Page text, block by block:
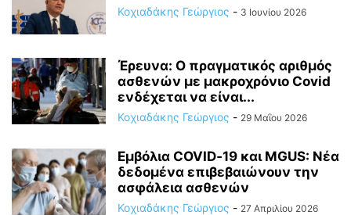
Κοχιαδάκης Γεώργιος - 3 Ιουνίου 2026
Έρευνα: Ο πραγματικός αριθμός
ασθενών με μακροχρόνιο Covid
ενδέχεται να είναι...
Κοχιαδάκης Γεώργιος - 29 Μαΐου 2026
Εμβόλια COVID‑19 και MGUS: Νέα
δεδομένα επιβεβαιώνουν την
ασφάλεια ασθενών
Κοχιαδάκης Γεώργιος - 27 Απριλίου 2026